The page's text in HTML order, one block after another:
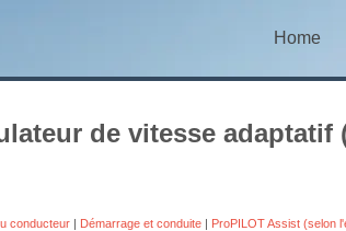
Home
de vitesse
conducteur | Démarrage et conduite | ProPILOT Assist (selon